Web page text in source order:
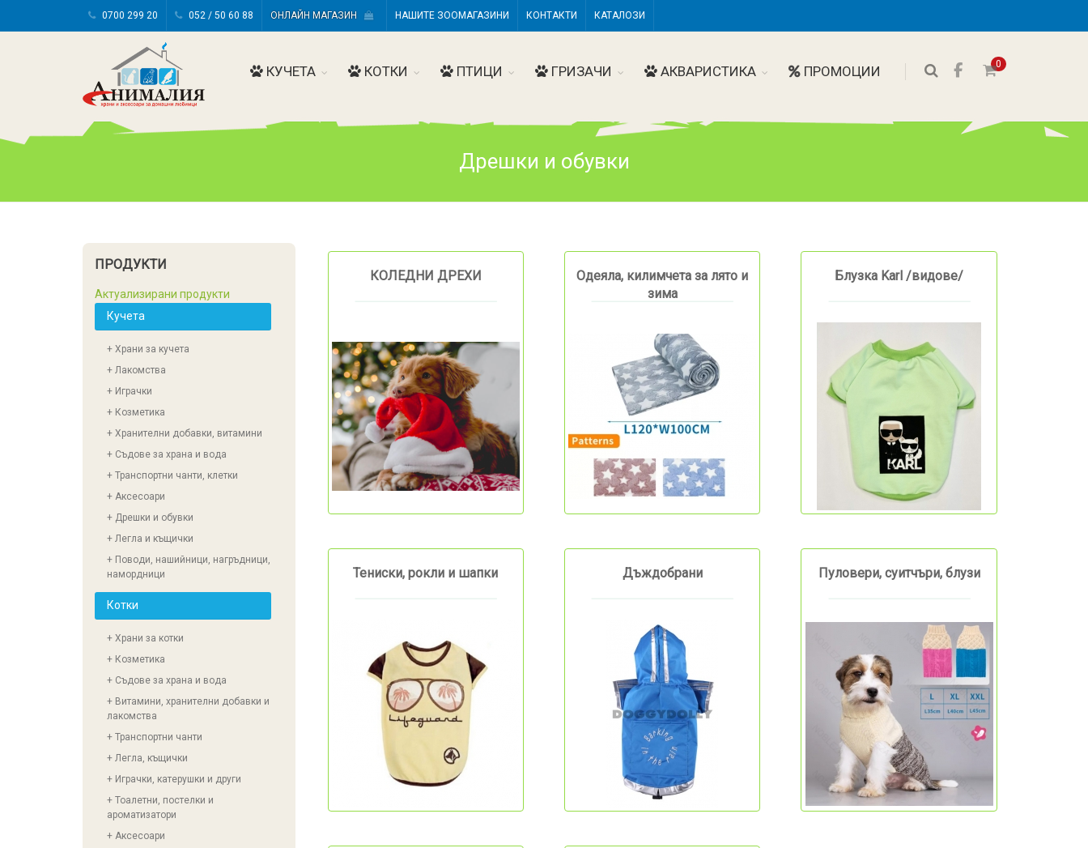
0700 299 20 052 / 50 60 88 ОНЛАЙН МАГАЗИН НАШИТЕ ЗООМАГАЗИНИ КОНТАКТИ КАТАЛОЗИ
0
КУЧЕТА КОТКИ ПТИЦИ ГРИЗАЧИ АКВАРИСТИКА ПРОМОЦИИ
Дрешки и обувки
КОЛЕДНИ ДРЕХИ
Одеяла, килимчета за лято и
зима
Блузка Karl /видове/
Тениски, рокли и шапки Дъждобрани Пуловери, суитчъри, блузи
ПРОДУКТИ
Актуализирани продукти
Кучета
+ Храни за кучета
+ Лакомства
+ Играчки
+ Козметика
+ Хранителни добавки, витамини
+ Съдове за храна и вода
+ Транспортни чанти, клетки
+ Аксесоари
+ Дрешки и обувки
+ Легла и къщички
+ Поводи, нашийници, нагръдници,
намордници
Котки
+ Храни за котки
+ Козметика
+ Съдове за храна и вода
+ Витамини, хранителни добавки и
лакомства
+ Транспортни чанти
+ Легла, къщички
+ Играчки, катерушки и други
+ Тоалетни, постелки и
ароматизатори
+ Аксесоари